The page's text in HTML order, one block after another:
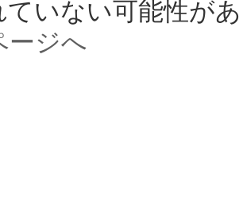
ていない可能性が
ージへ